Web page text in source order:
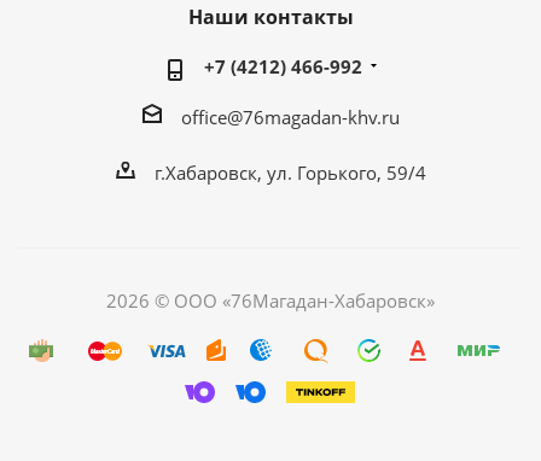
Наши контакты
+7 (4212) 466-992
office@76magadan-khv.ru
г.Хабаровск, ул. Горького, 59/4
2026 © ООО «76Магадан-Хабаровск»